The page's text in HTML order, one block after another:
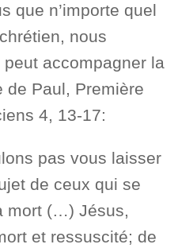
que n’importe quel
nous
accompagner la
de Paul, Première
4, 13-17:
pas vous laisser
de ceux qui se
mort (…) Jésus,
et ressuscité; de